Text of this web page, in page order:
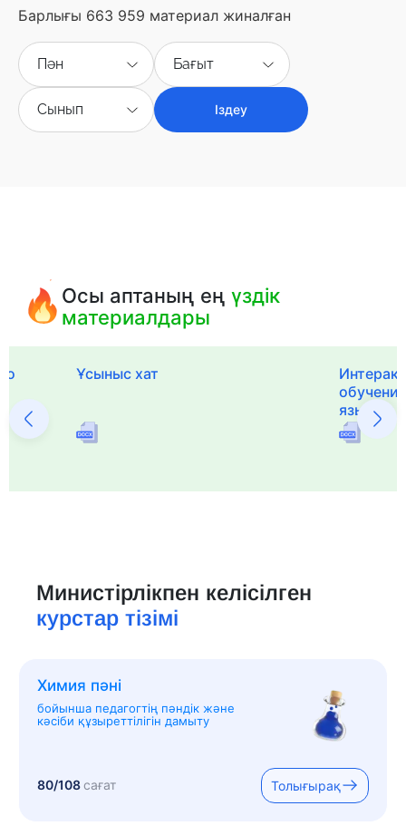
Барлығы 663 959 материал жиналған
Пән Бағыт
Сынып Іздеу
Осы аптаның еңүздік
материалдары
Ұсыныс хат
языка и
Министірлікпен келісілген
курстар тізімі
Химия пәні
бойынша педагогтің пәндік және
кәсіби құзыреттілігін дамыту
80/108сағат Толығырақ